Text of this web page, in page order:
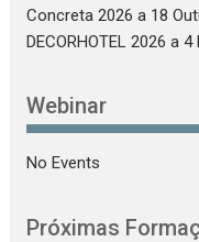
Concreta 2026 a 18
DECORHOTEL 2026 a 4
Webinar
No Events
Próximas